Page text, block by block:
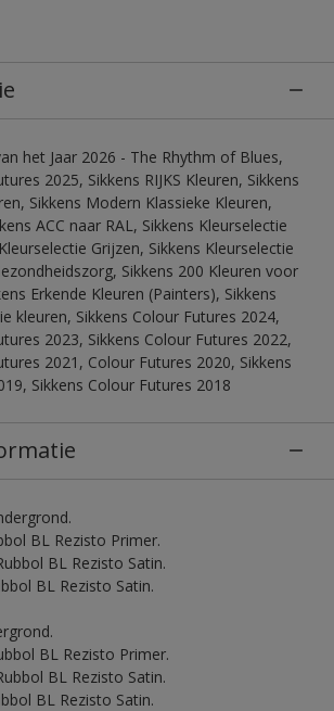
het Jaar 2026 - The Rhythm of Blues,
2025, Sikkens RIJKS Kleuren, Sikkens
Sikkens Modern Klassieke Kleuren,
ACC naar RAL, Sikkens Kleurselectie
Grijzen, Sikkens Kleurselectie
Sikkens 200 Kleuren voor
Erkende Kleuren (Painters), Sikkens
kleuren, Sikkens Colour Futures 2024,
2023, Sikkens Colour Futures 2022,
2021, Colour Futures 2020, Sikkens
Sikkens Colour Futures 2018
BL Rezisto Primer.
BL Rezisto Satin.
BL Rezisto Satin.
BL Rezisto Primer.
BL Rezisto Satin.
BL Rezisto Satin.